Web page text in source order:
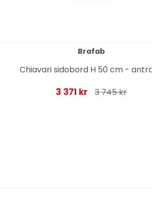
Brafab
Chiavari sidobord H 50 cm -
3 371 kr 3 745 kr